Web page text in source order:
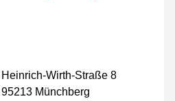
Heinrich-Wirth-Straße 8
95213 Münchberg